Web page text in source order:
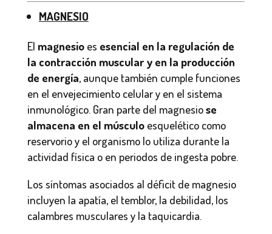
MAGNESIO
El magnesioes esencial en la regulación de
la contracción muscular y en la producción
de energía, aunque también cumple funciones
en el envejecimiento celular y en el sistema
inmunológico. Gran parte del magnesiose
almacena en el músculoesquelético como
reservorio y el organismo lo utiliza durante la
actividad física o en periodos de ingesta pobre.
Los síntomas asociados al déficit de magnesio
incluyen la apatía, el temblor, la debilidad, los
calambres musculares y la taquicardia.